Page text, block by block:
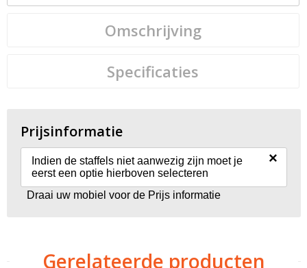
Omschrijving
Specificaties
Prijsinformatie
Indien de staffels niet aanwezig zijn moet je
eerst een optie hierboven selecteren
×
Draai uw mobiel voor de Prijs informatie
Gerelateerde producten